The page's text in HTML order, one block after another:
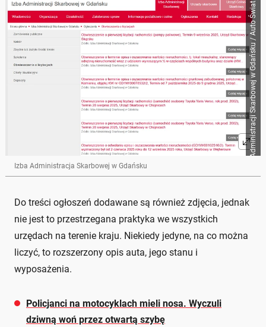
Izba Administracji Skarbowej w Gdańsku / Auto Świat
Izba Administracja Skarbowej w Gdańsku
Do treści ogłoszeń dodawane są również zdjęcia, jednak
nie jest to przestrzegana praktyka we wszystkich
urzędach na terenie kraju. Niekiedy jedyne, na co można
liczyć, to rozszerzony opis auta, jego stanu i
wyposażenia.
Policjanci na motocyklach mieli nosa. Wyczuli
dziwną woń przez otwartą szybę